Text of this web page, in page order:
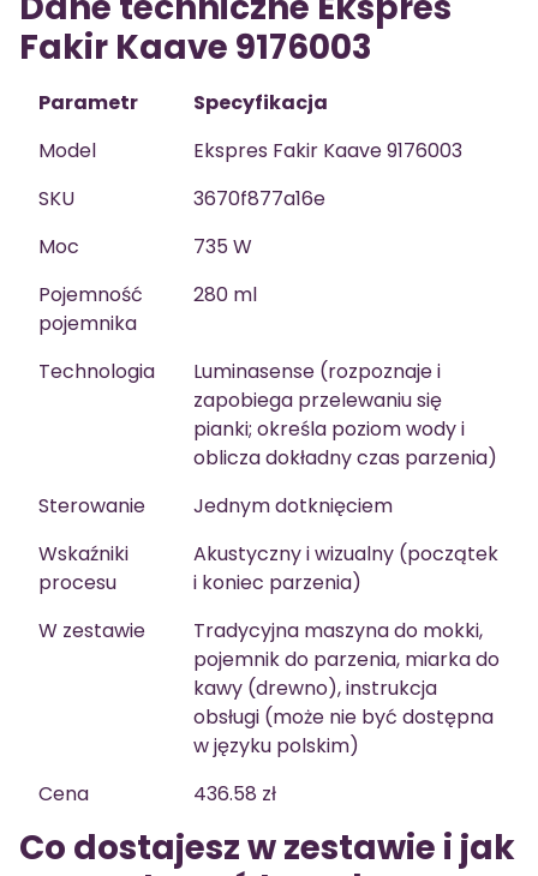
Fakir Kaave 9176003
Parametr
Specyfikacja
Model
Ekspres Fakir Kaave 9176003
SKU
3670f877a16e
Moc
735 W
Pojemność
pojemnika
280 ml
Technologia
Luminasense (rozpoznaje i
zapobiega przelewaniu się
pianki; określa poziom wody i
oblicza dokładny czas parzenia)
Sterowanie
Jednym dotknięciem
Wskaźniki
procesu
Akustyczny i wizualny (początek
i koniec parzenia)
W zestawie
Tradycyjna maszyna do mokki,
pojemnik do parzenia, miarka do
kawy (drewno), instrukcja
obsługi (może nie być dostępna
w języku polskim)
Cena
436.58 zł
Co dostajesz w zestawie i jak